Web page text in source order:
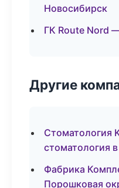
Новосибирск
ГК Route Nord
Другие
Стоматология
стоматология
Фабрика
Порошковая